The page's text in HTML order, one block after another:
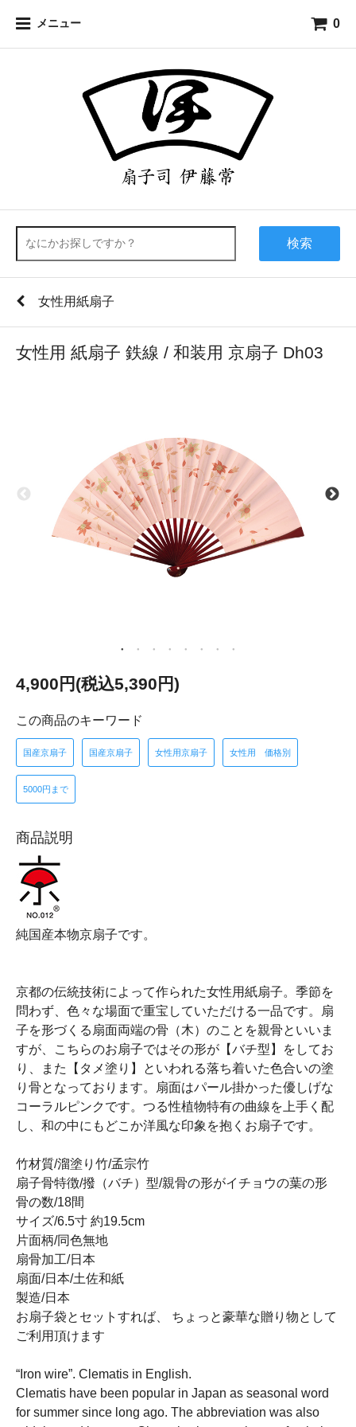
メニュー 0
検索
女性用紙扇子
女性用 紙扇子 鉄線 / 和装用 京扇子 Dh03
4,900円(税込5,390円)
この商品のキーワード
国産京扇子 国産京扇子 女性用京扇子 女性用 価格別
5000円まで
商品説明
純国産本物京扇子です。
京都の伝統技術によって作られた女性用紙扇子。季節を
問わず、色々な場面で重宝していただける一品です。扇
子を形づくる扇面両端の骨（木）のことを親骨といいま
すが、こちらのお扇子ではその形が【バチ型】をしてお
り、また【タメ塗り】といわれる落ち着いた色合いの塗
り骨となっております。扇面はパール掛かった優しげな
コーラルピンクです。つる性植物特有の曲線を上手く配
し、和の中にもどこか洋風な印象を抱くお扇子です。
竹材質/溜塗り竹/孟宗竹
扇子骨特徴/撥（バチ）型/親骨の形がイチョウの葉の形
骨の数/18間
サイズ/6.5寸 約19.5cm
片面柄/同色無地
扇骨加工/日本
扇面/日本/土佐和紙
製造/日本
お扇子袋とセットすれば、 ちょっと豪華な贈り物として
ご利用頂けます
“Iron wire”. Clematis in English.
Clematis have been popular in Japan as seasonal word
for summer since long ago. The abbreviation was also